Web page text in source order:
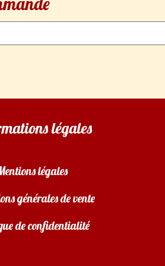
légales
légales
générales de vente
de confidentialité